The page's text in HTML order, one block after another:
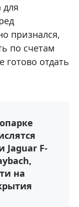
признался,
по счетам
готово отдать
F-
на